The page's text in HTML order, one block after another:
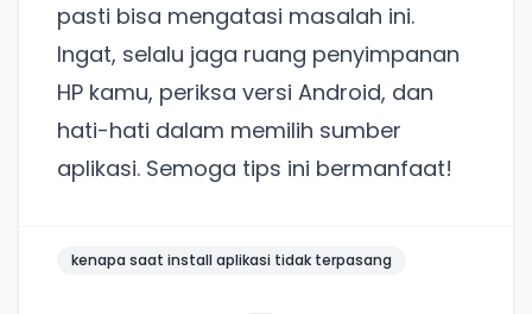
pasti bisa mengatasi masalah ini.
Ingat, selalu jaga ruang penyimpanan
HP kamu, periksa versi Android, dan
hati-hati dalam memilih sumber
aplikasi. Semoga tips ini bermanfaat!
kenapa saat install aplikasi tidak terpasang